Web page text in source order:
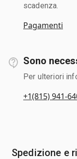
scadenza.
Pagamenti
Sono
Per ulteriori
+1(815) 941-
Spedizione e